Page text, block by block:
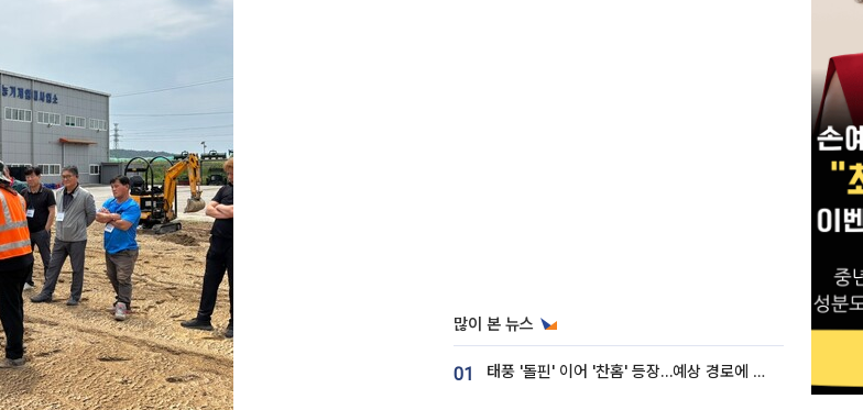
많이 본 뉴스
01 태풍 '돌핀' 이어 '찬홈' 등장…예상 경로에 한국 '한숨'